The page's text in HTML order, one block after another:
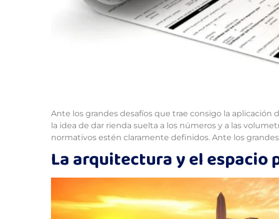
Ante los grandes desafíos que trae consigo la
la idea de dar rienda suelta a los números y a las
normativos estén claramente definidos. Ante los
La arquitectura y el